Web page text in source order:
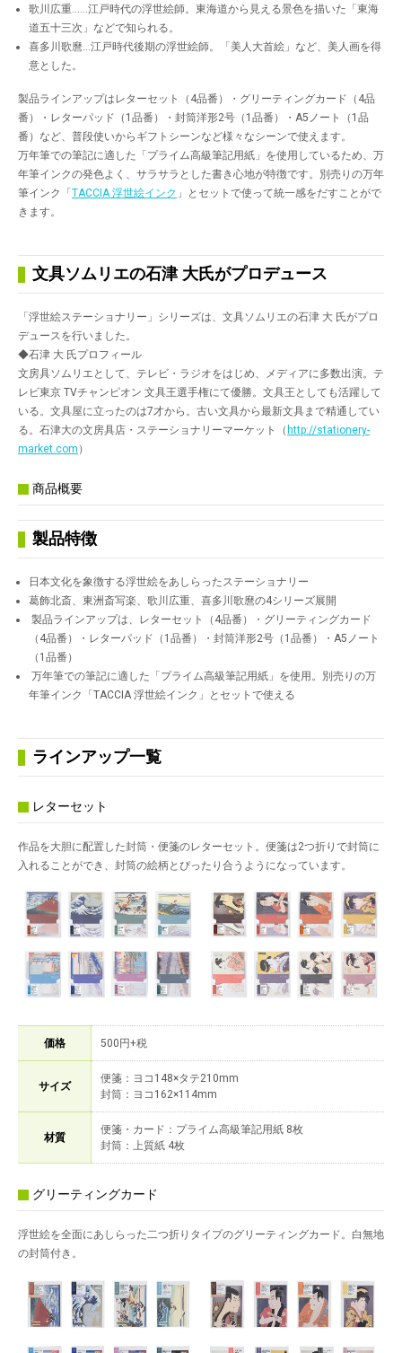
歌川広重……江戸時代の浮世絵師。東海道から見える景色を描いた「東海
道五十三次」などで知られる。
喜多川歌麿…江戸時代後期の浮世絵師。「美人大首絵」など、美人画を得
意とした。
製品ラインアップはレターセット（4品番）・グリーティングカード（4品
番）・レターパッド（1品番）・封筒洋形2号（1品番）・A5ノート（1品
番）など、普段使いからギフトシーンなど様々なシーンで使えます。
万年筆での筆記に適した「プライム高級筆記用紙」を使用しているため、万
年筆インクの発色よく、サラサラとした書き心地が特徴です。別売りの万年
筆インク「 TACCIA 浮世絵インク 」とセットで使って統一感をだすことがで
きます。
文具ソムリエの石津 大氏がプロデュース
「浮世絵ステーショナリー」シリーズは、文具ソムリエの石津 大 氏がプロ
デュースを行いました。
◆石津 大 氏プロフィール
文房具ソムリエとして、テレビ・ラジオをはじめ、メディアに多数出演。テ
レビ東京 TVチャンピオン 文具王選手権にて優勝。文具王としても活躍して
いる。文具屋に立ったのは7才から。古い文具から最新文具まで精通してい
る。石津大の文房具店・ステーショナリーマーケット（ http://stationery-
market.com ）
商品概要
製品特徴
日本文化を象徴する浮世絵をあしらったステーショナリー
葛飾北斎、東洲斎写楽、歌川広重、喜多川歌麿の4シリーズ展開
製品ラインアップは、レターセット（4品番）・グリーティングカード
（4品番）・レターパッド（1品番）・封筒洋形2号（1品番）・A5ノート
（1品番）
万年筆での筆記に適した「プライム高級筆記用紙」を使用。別売りの万
年筆インク「TACCIA 浮世絵インク」とセットで使える
ラインアップ一覧
レターセット
作品を大胆に配置した封筒・便箋のレターセット。便箋は2つ折りで封筒に
入れることができ、封筒の絵柄とぴったり合うようになっています。
価格 500円+税
サイズ
便箋：ヨコ148×タテ210mm
封筒：ヨコ162×114mm
材質
便箋・カード：プライム高級筆記用紙 8枚
封筒：上質紙 4枚
グリーティングカード
浮世絵を全面にあしらった二つ折りタイプのグリーティングカード。白無地
の封筒付き。